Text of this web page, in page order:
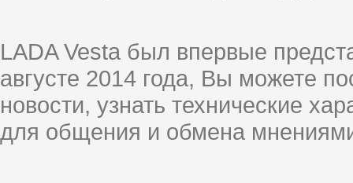
LADA Vesta был впервые
августе 2014 года, Вы можете
новости, узнать технические
для общения и обмена